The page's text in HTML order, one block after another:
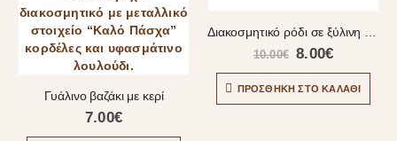
Γυάλινο βαζάκι με κερί
7.00€
Διακοσμητικό ρόδι σε ξύλινη βάση με πέταλα λουλουδιών
10.00€ 8.00€
ΠΡΟΣΘΉΚΗ ΣΤΟ ΚΑΛΆΘΙ